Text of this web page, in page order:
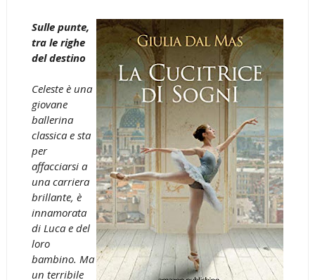
Sulle punte,
tra le righe
del destino
Celeste è una
giovane
ballerina
classica e sta
per
affacciarsi a
una carriera
brillante, è
innamorata
di Luca e del
loro
bambino. Ma
un terribile